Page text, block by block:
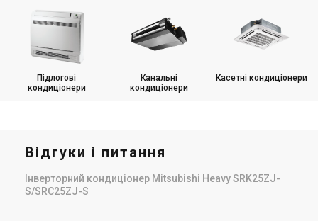
Підлогові
кондиціонери
Канальні
кондиціонери
Касетні кондиціонери
Відгуки і питання
Інверторний кондиціонер Mitsubishi Heavy SRK25ZJ-
S/SRC25ZJ-S